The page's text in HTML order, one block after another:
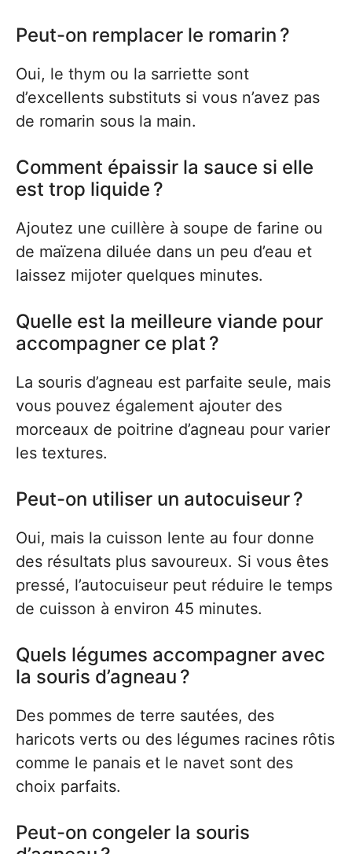
Peut-on remplacer le romarin ?
Oui, le thym ou la sarriette sont
d’excellents substituts si vous n’avez pas
de romarin sous la main.
Comment épaissir la sauce si elle
est trop liquide ?
Ajoutez une cuillère à soupe de farine ou
de maïzena diluée dans un peu d’eau et
laissez mijoter quelques minutes.
Quelle est la meilleure viande pour
accompagner ce plat ?
La souris d’agneau est parfaite seule, mais
vous pouvez également ajouter des
morceaux de poitrine d’agneau pour varier
les textures.
Peut-on utiliser un autocuiseur ?
Oui, mais la cuisson lente au four donne
des résultats plus savoureux. Si vous êtes
pressé, l’autocuiseur peut réduire le temps
de cuisson à environ 45 minutes.
Quels légumes accompagner avec
la souris d’agneau ?
Des pommes de terre sautées, des
haricots verts ou des légumes racines rôtis
comme le panais et le navet sont des
choix parfaits.
Peut-on congeler la souris